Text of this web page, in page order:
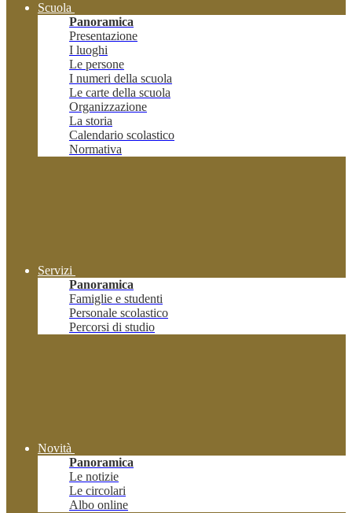
Scuola
Panoramica
Presentazione
I luoghi
Le persone
I numeri della scuola
Le carte della scuola
Organizzazione
La storia
Calendario scolastico
Normativa
Servizi
Panoramica
Famiglie e studenti
Personale scolastico
Percorsi di studio
Novità
Panoramica
Le notizie
Le circolari
Albo online